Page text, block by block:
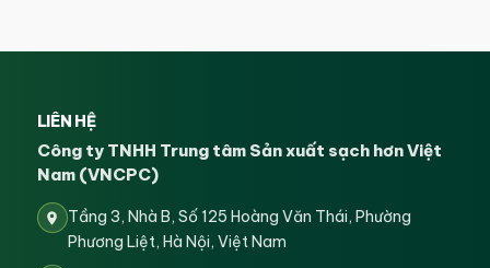
LIÊN HỆ
Công ty TNHH Trung tâm Sản xuất sạch hơn Việt
Nam (VNCPC)
Tầng 3, Nhà B, Số 125 Hoàng Văn Thái, Phường
Phương Liệt, Hà Nội, Việt Nam